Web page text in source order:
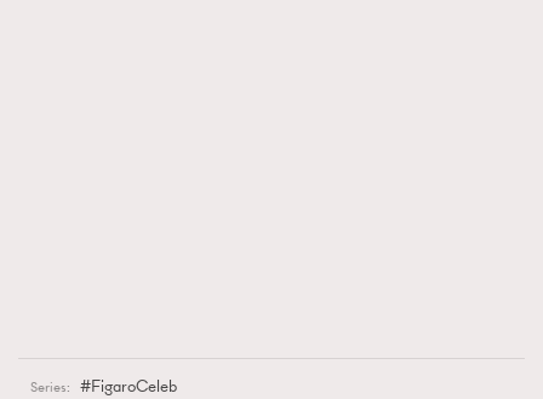
Series: FigaroCeleb